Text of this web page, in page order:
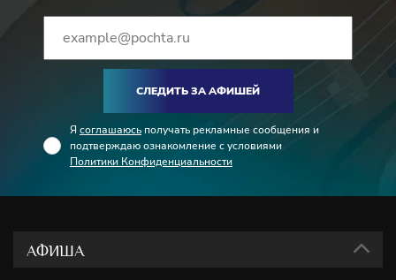
Гварнери и место первой скрипки Эдуарду Тадевосяну,
который до сего дня является художественным
руководителем квартета им. Комитаса.
СЛЕДИТЬ ЗА АФИШЕЙ
Я соглашаюсь получать рекламные сообщения и
подтверждаю ознакомление с условиями
Политики Конфиденциальности
АФИША